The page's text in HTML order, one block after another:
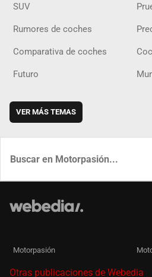
SUV
Rumores de coches
Comparativa de coches
Futuro
VER MÁS TEMAS
Motorpasión
Otras publicaciones de Webedia